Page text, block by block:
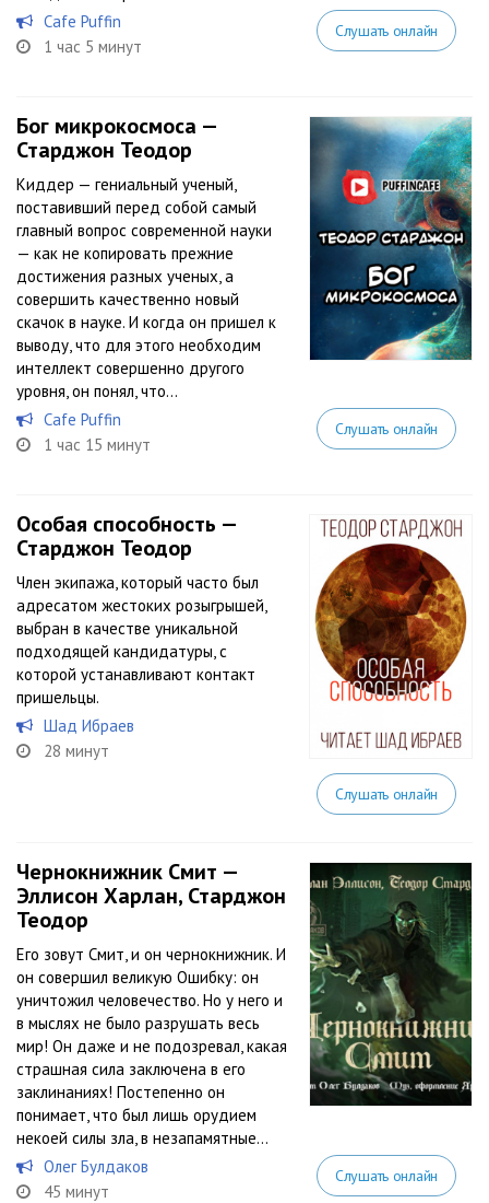
Cafe Puffin
1 час 5 минут
Слушать онлайн
Бог микрокосмоса —
Старджон Теодор
Киддер — гениальный ученый,
поставивший перед собой самый
главный вопрос современной науки
— как не копировать прежние
достижения разных ученых, а
совершить качественно новый
скачок в науке. И когда он пришел к
выводу, что для этого необходим
интеллект совершенно другого
уровня, он понял, что...
Cafe Puffin
1 час 15 минут
Слушать онлайн
Особая способность —
Старджон Теодор
Член экипажа, который часто был
адресатом жестоких розыгрышей,
выбран в качестве уникальной
подходящей кандидатуры, с
которой устанавливают контакт
пришельцы.
Шад Ибраев
28 минут
Слушать онлайн
Чернокнижник Смит —
Эллисон Харлан, Старджон
Теодор
Его зовут Смит, и он чернокнижник. И
он совершил великую Ошибку: он
уничтожил человечество. Но у него и
в мыслях не было разрушать весь
мир! Он даже и не подозревал, какая
страшная сила заключена в его
заклинаниях! Постепенно он
понимает, что был лишь орудием
некоей силы зла, в незапамятные...
Олег Булдаков
45 минут
Слушать онлайн